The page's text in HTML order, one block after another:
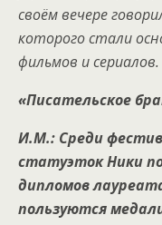
своём вечере
которого стали
фильмов и сериалов.
«Писательское
И.М.: Среди
статуэток Ники
дипломов
пользуются